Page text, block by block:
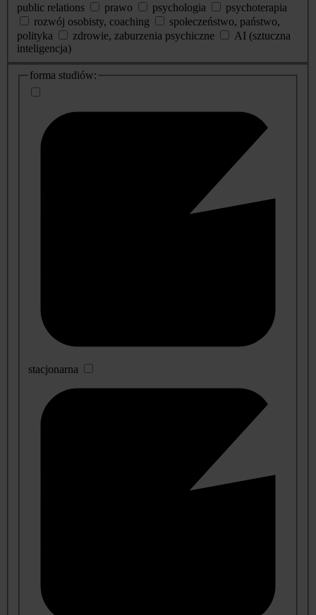
public relations
prawo psychologia
psychoterapia
rozwój osobisty, coaching
społeczeństwo, państwo,
polityka
zdrowie, zaburzenia psychiczne
AI (sztuczna
inteligencja)
dodatkowe
informacje
forma studiów:
stacjonarna